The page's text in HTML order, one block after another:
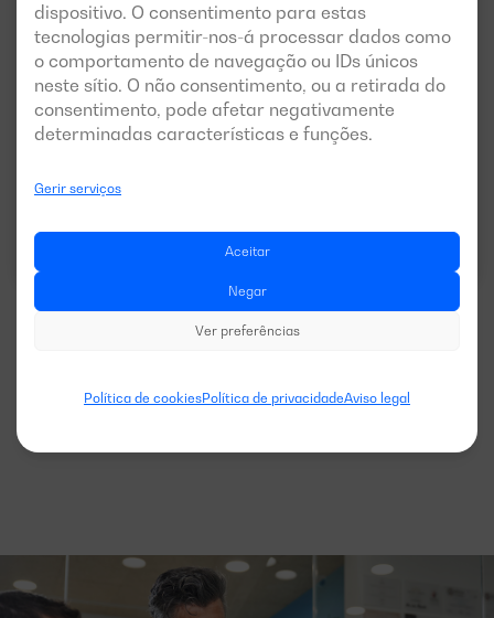
dispositivo. O consentimento para estas
tecnologias permitir-nos-á processar dados como
o comportamento de navegação ou IDs únicos
neste sítio. O não consentimento, ou a retirada do
consentimento, pode afetar negativamente
determinadas características e funções.
Gerir serviços
Aceitar
Negar
Ver preferências
Política de cookiesPolítica de privacidadeAviso legal
DGV 770 ME
POTÊNCIA:
PRP:708 kVA (566 kW)
ESP:775 kVA (620 kW)
TENSÃO: EMISSÕES:
Descarregar ficha técnica
Ver mais modelos